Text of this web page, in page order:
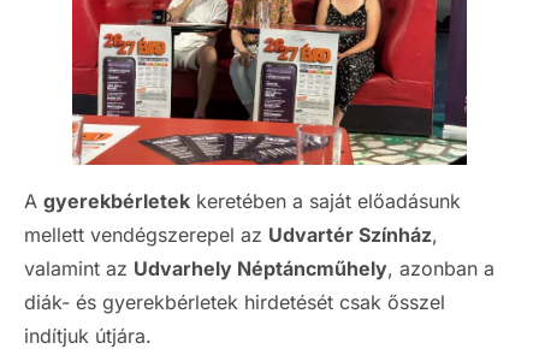
A gyerekbérletek keretében a saját előadásunk
mellett vendégszerepel az Udvartér Színház,
valamint az Udvarhely Néptáncműhely, azonban a
diák- és gyerekbérletek hirdetését csak ősszel
indítjuk útjára.